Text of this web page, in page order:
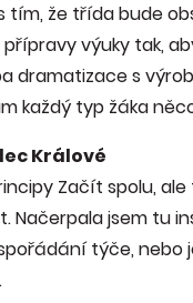
že třída bude
výuky tak,
dramatizace s
každý typ žáka
Králové
Začít spolu,
jsem tu
týče, nebo